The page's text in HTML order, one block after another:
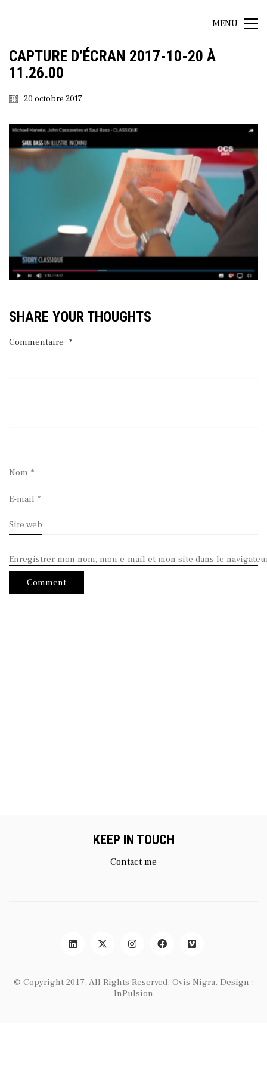
MENU
CAPTURE D’ÉCRAN 2017-10-20 À
11.26.00
20 octobre 2017
SHARE YOUR THOUGHTS
Commentaire *
Nom *
E-mail *
Site web
Enregistrer mon nom, mon e-mail et mon site dans le
KEEP IN TOUCH
Contact me
© Copyright 2017. All Rights Reserved. Ovis Nigra. Design :
InPulsion